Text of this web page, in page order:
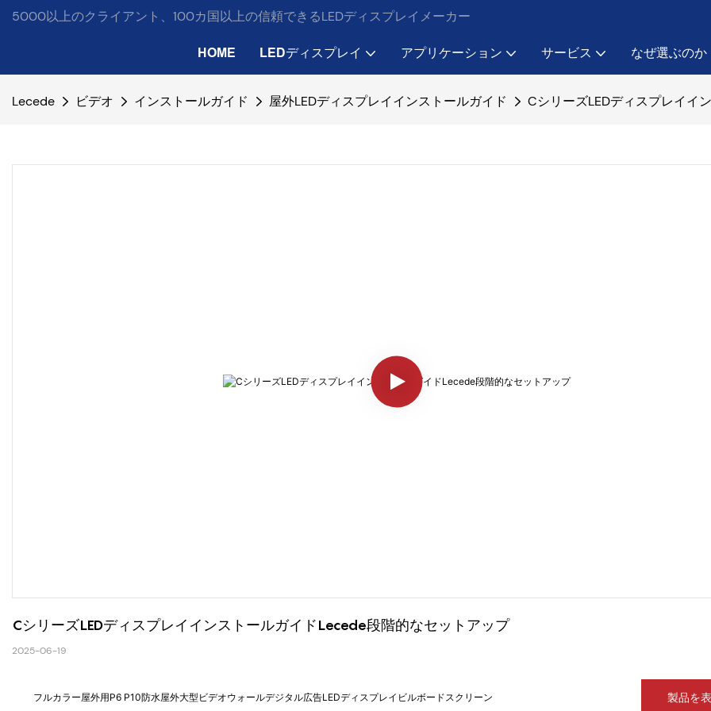
5000以上のクライアント、100カ国以上の信頼できるLEDディスプレイメーカー
HOME LEDディスプレイ アプリケーション サービス なぜ選ぶのか
Lecede ビデオ インストールガイド 屋外LEDディスプレイインストールガイド CシリーズLEDディスプレイイ
CシリーズLEDディスプレイインストールガイドLecede段階的なセットアップ
2025-06-19
フルカラー屋外用P6 P10防水屋外大型ビデオウォールデジタル広告LEDディスプレイビルボードスクリーン 製品を